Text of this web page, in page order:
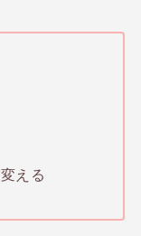
える